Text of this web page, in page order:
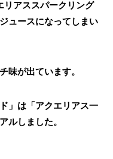
リアススパークリング
ュースになってしまい
味が出ています。
」は「アクエリアス一
ルしました。